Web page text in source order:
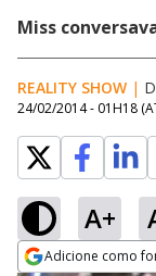
Miss
REALITY SHOW |
24/02/2014 - 01H18
A+
Adicione como